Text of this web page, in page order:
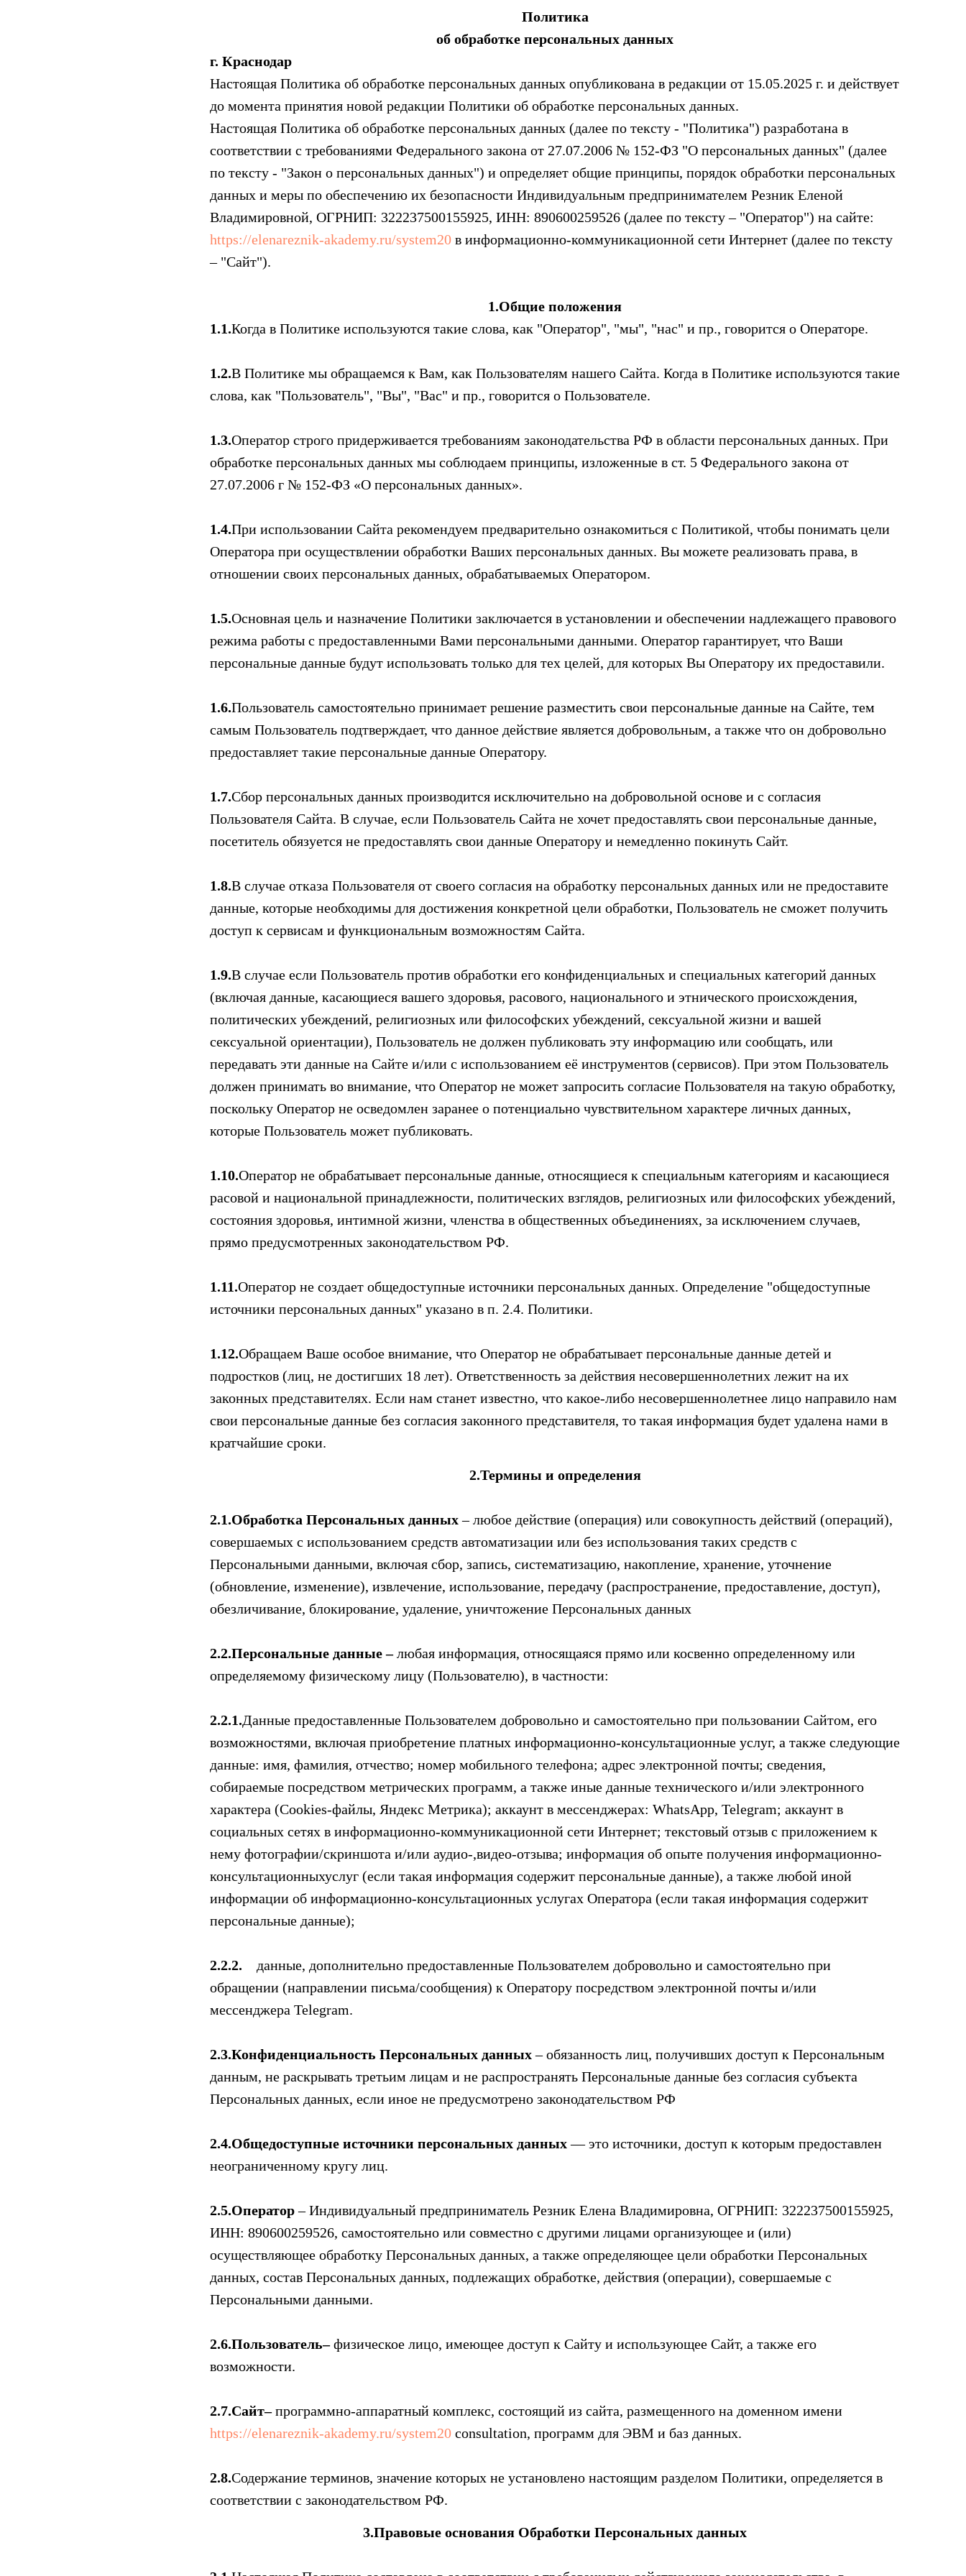
Политика
об обработке персональных данных
г. Краснодар
Настоящая Политика об обработке персональных данных опубликована в редакции от 15.05.2025 г. и действует
до момента принятия новой редакции Политики об обработке персональных данных.
Настоящая Политика об обработке персональных данных (далее по тексту - "Политика") разработана в
соответствии с требованиями Федерального закона от 27.07.2006 № 152-ФЗ "О персональных данных" (далее
по тексту - "Закон о персональных данных") и определяет общие принципы, порядок обработки персональных
данных и меры по обеспечению их безопасности Индивидуальным предпринимателем Резник Еленой
Владимировной, ОГРНИП: 322237500155925, ИНН: 890600259526 (далее по тексту – "Оператор") на сайте:
https://elenareznik-akademy.ru/system20 в информационно-коммуникационной сети Интернет (далее по тексту
– "Сайт").
1.Общие положения
1.1.Когда в Политике используются такие слова, как "Оператор", "мы", "нас" и пр., говорится о Операторе.
1.2.В Политике мы обращаемся к Вам, как Пользователям нашего Сайта. Когда в Политике используются такие
слова, как "Пользователь", "Вы", "Вас" и пр., говорится о Пользователе.
1.3.Оператор строго придерживается требованиям законодательства РФ в области персональных данных. При
обработке персональных данных мы соблюдаем принципы, изложенные в ст. 5 Федерального закона от
27.07.2006 г № 152-ФЗ «О персональных данных».
1.4.При использовании Сайта рекомендуем предварительно ознакомиться с Политикой, чтобы понимать цели
Оператора при осуществлении обработки Ваших персональных данных. Вы можете реализовать права, в
отношении своих персональных данных, обрабатываемых Оператором.
1.5.Основная цель и назначение Политики заключается в установлении и обеспечении надлежащего правового
режима работы с предоставленными Вами персональными данными. Оператор гарантирует, что Ваши
персональные данные будут использовать только для тех целей, для которых Вы Оператору их предоставили.
1.6.Пользователь самостоятельно принимает решение разместить свои персональные данные на Сайте, тем
самым Пользователь подтверждает, что данное действие является добровольным, а также что он добровольно
предоставляет такие персональные данные Оператору.
1.7.Сбор персональных данных производится исключительно на добровольной основе и с согласия
Пользователя Сайта. В случае, если Пользователь Сайта не хочет предоставлять свои персональные данные,
посетитель обязуется не предоставлять свои данные Оператору и немедленно покинуть Сайт.
1.8.В случае отказа Пользователя от своего согласия на обработку персональных данных или не предоставите
данные, которые необходимы для достижения конкретной цели обработки, Пользователь не сможет получить
доступ к сервисам и функциональным возможностям Сайта.
1.9.В случае если Пользователь против обработки его конфиденциальных и специальных категорий данных
(включая данные, касающиеся вашего здоровья, расового, национального и этнического происхождения,
политических убеждений, религиозных или философских убеждений, сексуальной жизни и вашей
сексуальной ориентации), Пользователь не должен публиковать эту информацию или сообщать, или
передавать эти данные на Сайте и/или с использованием её инструментов (сервисов). При этом Пользователь
должен принимать во внимание, что Оператор не может запросить согласие Пользователя на такую обработку,
поскольку Оператор не осведомлен заранее о потенциально чувствительном характере личных данных,
которые Пользователь может публиковать.
1.10.Оператор не обрабатывает персональные данные, относящиеся к специальным категориям и касающиеся
расовой и национальной принадлежности, политических взглядов, религиозных или философских убеждений,
состояния здоровья, интимной жизни, членства в общественных объединениях, за исключением случаев,
прямо предусмотренных законодательством РФ.
1.11.Оператор не создает общедоступные источники персональных данных. Определение "общедоступные
источники персональных данных" указано в п. 2.4. Политики.
1.12.Обращаем Ваше особое внимание, что Оператор не обрабатывает персональные данные детей и
подростков (лиц, не достигших 18 лет). Ответственность за действия несовершеннолетних лежит на их
законных представителях. Если нам станет известно, что какое-либо несовершеннолетнее лицо направило нам
свои персональные данные без согласия законного представителя, то такая информация будет удалена нами в
кратчайшие сроки.
2.Термины и определения
2.1.Обработка Персональных данных– любое действие (операция) или совокупность действий (операций),
совершаемых с использованием средств автоматизации или без использования таких средств с
Персональными данными, включая сбор, запись, систематизацию, накопление, хранение, уточнение
(обновление, изменение), извлечение, использование, передачу (распространение, предоставление, доступ),
обезличивание, блокирование, удаление, уничтожение Персональных данных
2.2.Персональные данные –любая информация, относящаяся прямо или косвенно определенному или
определяемому физическому лицу (Пользователю), в частности:
2.2.1.Данные предоставленные Пользователем добровольно и самостоятельно при пользовании Сайтом, его
возможностями, включая приобретение платных информационно-консультационные услуг, а также следующие
данные: имя, фамилия, отчество; номер мобильного телефона; адрес электронной почты; сведения,
собираемые посредством метрических программ, а также иные данные технического и/или электронного
характера (Cookies-файлы, Яндекс Метрика); аккаунт в мессенджерах: WhatsApp, Telegram; аккаунт в
социальных сетях в информационно-коммуникационной сети Интернет; текстовый отзыв с приложением к
нему фотографии/скриншота и/или аудио-,видео-отзыва; информация об опыте получения информационно-
консультационныхуслуг (если такая информация содержит персональные данные), а также любой иной
информации об информационно-консультационных услугах Оператора (если такая информация содержит
персональные данные);
2.2.2. данные, дополнительно предоставленные Пользователем добровольно и самостоятельно при
обращении (направлении письма/сообщения) к Оператору посредством электронной почты и/или
мессенджера Telegram.
2.3.Конфиденциальность Персональных данных– обязанность лиц, получивших доступ к Персональным
данным, не раскрывать третьим лицам и не распространять Персональные данные без согласия субъекта
Персональных данных, если иное не предусмотрено законодательством РФ
2.4.Общедоступные источники персональных данных— это источники, доступ к которым предоставлен
неограниченному кругу лиц.
2.5.Оператор– Индивидуальный предприниматель Резник Елена Владимировна, ОГРНИП: 322237500155925,
ИНН: 890600259526, самостоятельно или совместно с другими лицами организующее и (или)
осуществляющее обработку Персональных данных, а также определяющее цели обработки Персональных
данных, состав Персональных данных, подлежащих обработке, действия (операции), совершаемые с
Персональными данными.
2.6.Пользователь–физическое лицо, имеющее доступ к Сайту и использующее Сайт, а также его
возможности.
2.7.Сайт–программно-аппаратный комплекс, состоящий из сайта, размещенного на доменном имени
https://elenareznik-akademy.ru/system20 consultation, программ для ЭВМ и баз данных.
2.8.Содержание терминов, значение которых не установлено настоящим разделом Политики, определяется в
соответствии с законодательством РФ.
3.Правовые основания Обработки Персональных данных